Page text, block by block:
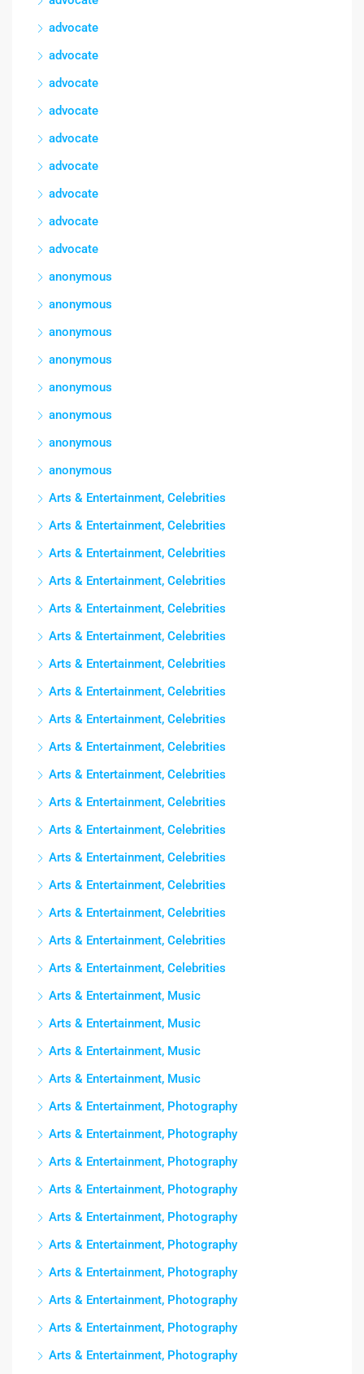
advocate
advocate
advocate
advocate
advocate
advocate
advocate
advocate
advocate
anonymous
anonymous
anonymous
anonymous
anonymous
anonymous
anonymous
anonymous
Arts & Entertainment, Celebrities
Arts & Entertainment, Celebrities
Arts & Entertainment, Celebrities
Arts & Entertainment, Celebrities
Arts & Entertainment, Celebrities
Arts & Entertainment, Celebrities
Arts & Entertainment, Celebrities
Arts & Entertainment, Celebrities
Arts & Entertainment, Celebrities
Arts & Entertainment, Celebrities
Arts & Entertainment, Celebrities
Arts & Entertainment, Celebrities
Arts & Entertainment, Celebrities
Arts & Entertainment, Celebrities
Arts & Entertainment, Celebrities
Arts & Entertainment, Celebrities
Arts & Entertainment, Celebrities
Arts & Entertainment, Celebrities
Arts & Entertainment, Music
Arts & Entertainment, Music
Arts & Entertainment, Music
Arts & Entertainment, Music
Arts & Entertainment, Photography
Arts & Entertainment, Photography
Arts & Entertainment, Photography
Arts & Entertainment, Photography
Arts & Entertainment, Photography
Arts & Entertainment, Photography
Arts & Entertainment, Photography
Arts & Entertainment, Photography
Arts & Entertainment, Photography
Arts & Entertainment, Photography